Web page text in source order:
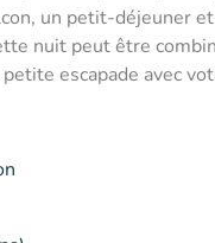
un petit-déjeuner
nuit peut être
escapade avec